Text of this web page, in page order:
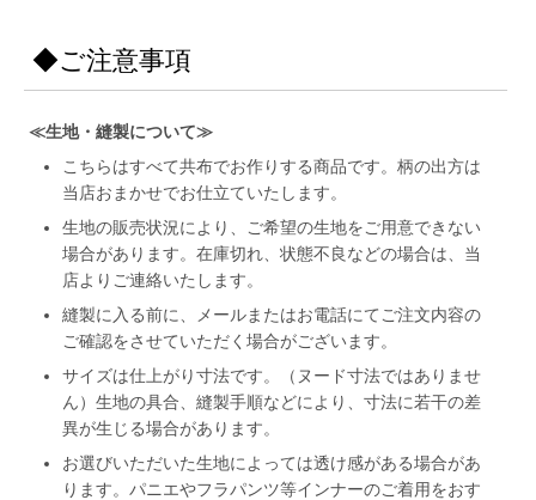
◆ご注意事項
≪生地・縫製について≫
こちらはすべて共布でお作りする商品です。柄の出方は
当店おまかせでお仕立ていたします。
生地の販売状況により、ご希望の生地をご用意できない
場合があります。在庫切れ、状態不良などの場合は、当
店よりご連絡いたします。
縫製に入る前に、メールまたはお電話にてご注文内容の
ご確認をさせていただく場合がございます。
サイズは仕上がり寸法です。（ヌード寸法ではありませ
ん）生地の具合、縫製手順などにより、寸法に若干の差
異が生じる場合があります。
お選びいただいた生地によっては透け感がある場合があ
ります。パニエやフラパンツ等インナーのご着用をおす